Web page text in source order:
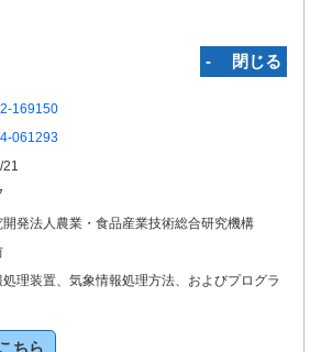
‐ 閉じる
169150
061293
21
開発法人農業・食品産業技術総合研究機構
理装置、気象情報処理方法、およびプログラ
ちら